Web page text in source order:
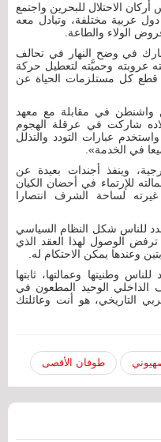
الاحتلال للبحرين واجتمع
عربية مختلفة، وتبادل معه
الولاء والطاعة.
في وضح النهار في تحالف
عروبته وحميَّته لتعطيل حركة
قطع كل مستلزمات الحياة عن
واشنطن في مقابلة مع معهد
شاركت في عرقلة الهجوم
عبارات التودد والتذلل
في الخدمة».
وينفذ أجندات بعيدة عن
للإرتماء في أحضان الكيان
لساحة الشرف انتصارا
للناس شكل النظام السياسي
ترفض الوصول لهذا العقد الذي
وعندها يمكن الاحتكام له.
وطنيتها وعمالتها، ثابتها
الداخلي الوحيد المطعون في
التاريخي، هو أنت وعائلتك
طوفان الأقصى